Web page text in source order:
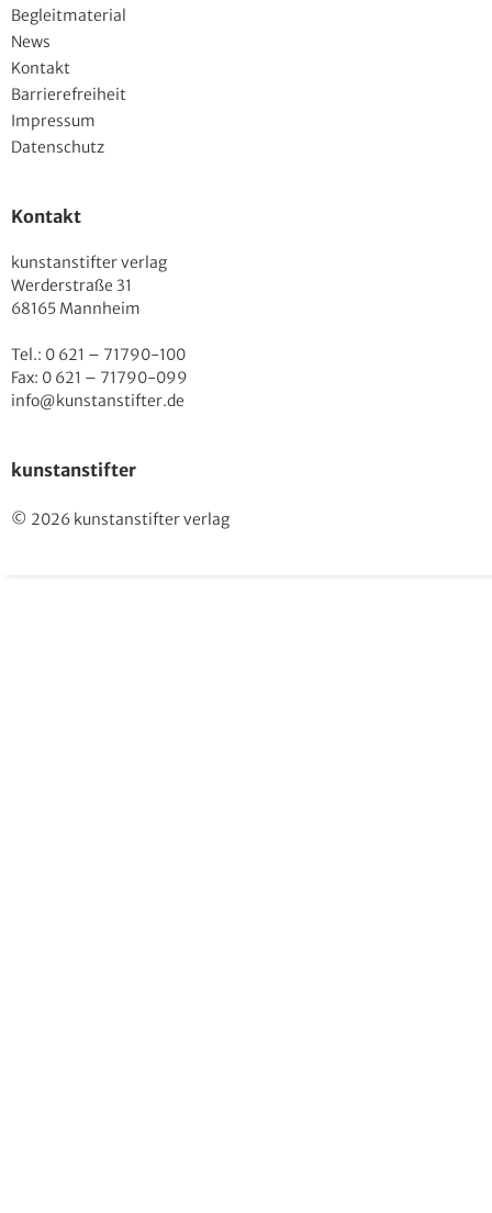
Begleitmaterial
News
Kontakt
Barrierefreiheit
Impressum
Datenschutz
Kontakt
kunstanstifter verlag
Werderstraße 31
68165 Mannheim
Tel.: 0 621 – 71790-100
Fax: 0 621 – 71790-099
info@kunstanstifter.de
kunstanstifter
© 2026 kunstanstifter verlag